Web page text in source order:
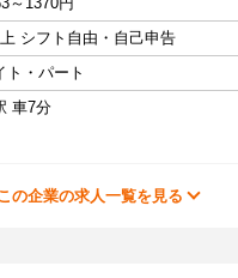
シフト自由・自己申告
ト・パート
車7分
の企業の求人一覧を見る